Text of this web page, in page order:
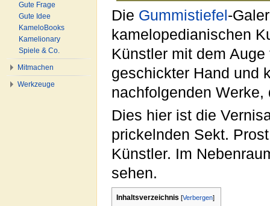
Die Gummistiefel -
kamelopedianischen
Künstler mit dem
geschickter Hand und
nachfolgenden
Dies hier ist die
prickelnden Sekt.
Künstler. Im
sehen.
Inhaltsverzeichnis [Verbergen]
Gute Frage
Gute Idee
KameloBooks
Kamelionary
Spiele & Co.
Mitmachen
Werkzeuge